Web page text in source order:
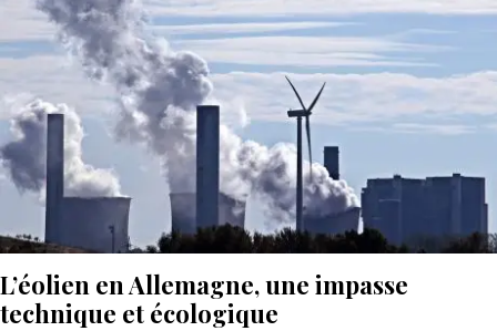
L’éolien en Allemagne, une impasse
technique et écologique